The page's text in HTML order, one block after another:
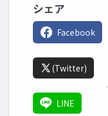
シェア
Facebook
(Twitter)
LINE